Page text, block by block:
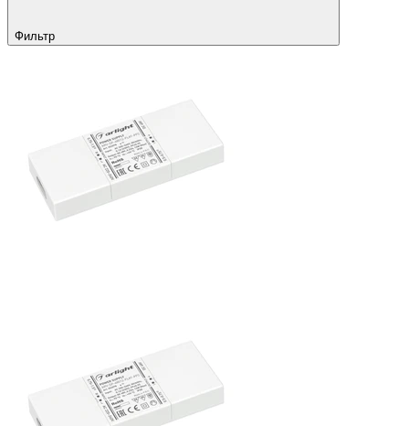
Фильтр